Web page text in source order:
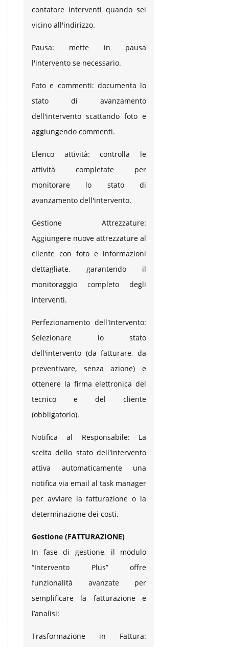
contatore interventi quando sei
vicino all'indirizzo.
Pausa: mette in pausa
l'intervento se necessario.
Foto e commenti: documenta lo
stato di avanzamento
dell'intervento scattando foto e
aggiungendo commenti.
Elenco attività: controlla le
attività completate per
monitorare lo stato di
avanzamento dell'intervento.
Gestione Attrezzature:
Aggiungere nuove attrezzature al
cliente con foto e informazioni
dettagliate, garantendo il
monitoraggio completo degli
interventi.
Perfezionamento dell'Intervento:
Selezionare lo stato
dell'intervento (da fatturare, da
preventivare, senza azione) e
ottenere la firma elettronica del
tecnico e del cliente
(obbligatorio).
Notifica al Responsabile: La
scelta dello stato dell'intervento
attiva automaticamente una
notifica via email al task manager
per avviare la fatturazione o la
determinazione dei costi.
Gestione (FATTURAZIONE)
In fase di gestione, il modulo
“Intervento Plus” offre
funzionalità avanzate per
semplificare la fatturazione e
l’analisi:
Trasformazione in Fattura: